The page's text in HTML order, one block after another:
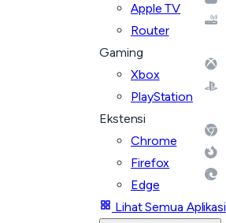
Apple TV
Router
Gaming
Xbox
PlayStation
Ekstensi
Chrome
Firefox
Edge
Lihat Semua Aplikasi